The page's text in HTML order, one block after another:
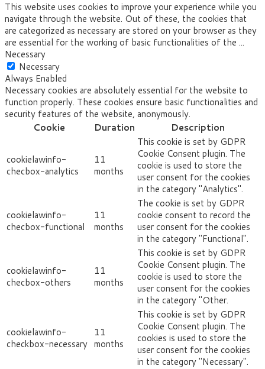
This website uses cookies to improve your experience while you
navigate through the website. Out of these, the cookies that
are categorized as necessary are stored on your browser as they
are essential for the working of basic functionalities of the ...
Necessary
Necessary
Always Enabled
Necessary cookies are absolutely essential for the website to
function properly. These cookies ensure basic functionalities and
security features of the website, anonymously.
Cookie
Duration Description
cookielawinfo-
checbox-analytics
11
months
This cookie is set by GDPR
Cookie Consent plugin. The
cookie is used to store the
user consent for the cookies
in the category "Analytics".
cookielawinfo-
checbox-functional
11
months
The cookie is set by GDPR
cookie consent to record the
user consent for the cookies
in the category "Functional".
cookielawinfo-
checbox-others
11
months
This cookie is set by GDPR
Cookie Consent plugin. The
cookie is used to store the
user consent for the cookies
in the category "Other.
cookielawinfo-
checkbox-necessary
11
months
This cookie is set by GDPR
Cookie Consent plugin. The
cookies is used to store the
user consent for the cookies
in the category "Necessary".